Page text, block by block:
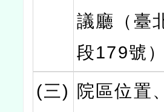
議廳（臺
段179號）
(三) 院區位置